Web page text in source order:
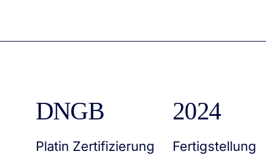
DNGB
Platin Zertifizierung
2024
Fertigstellung